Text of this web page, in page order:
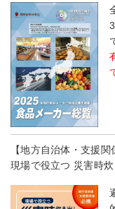
【地方自治体・支援関
現場で役立つ 災害時